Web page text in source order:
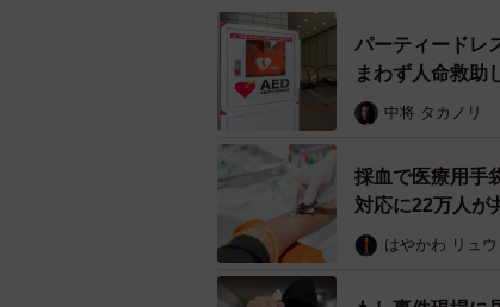
ことで、故意過失責任を問われ
署名することがあります。手術
のですが、患者本人は医者の過
結果が生じれば医療過誤として
AEDの使用も同じことで、適
る可能性があります。「女性だ
れる可能性があります。
医師「AEDを使用する人
パーティードレ
まわず人命救助
中将 タカノリ
採血で医療用手
対応に22万人が
はやかわ リュウ